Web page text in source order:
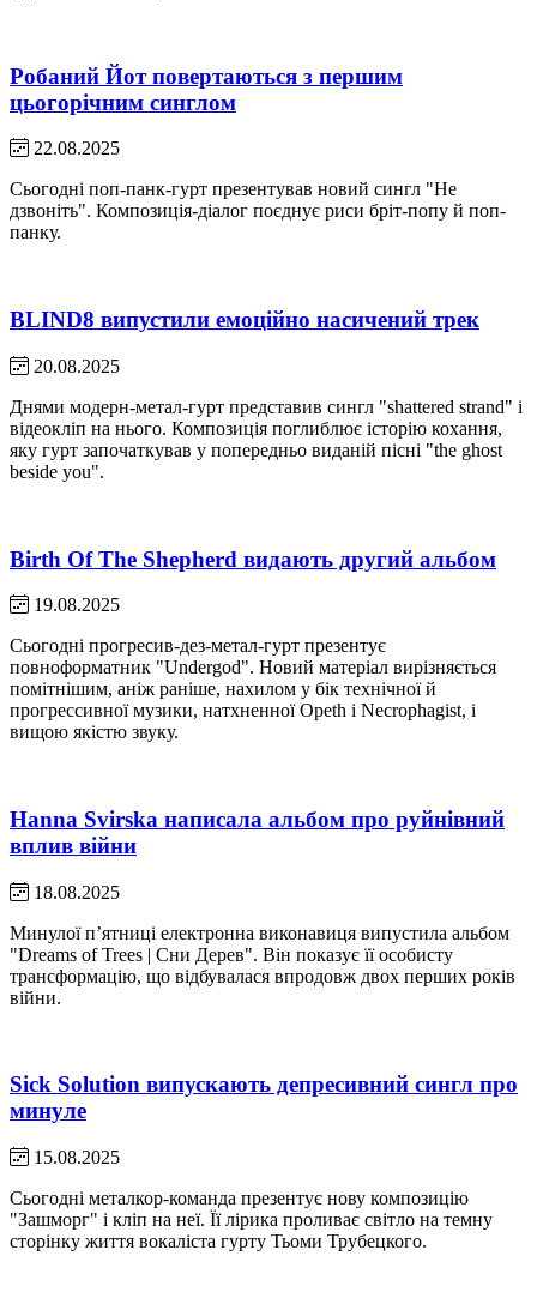
Робаний Йот повертаються з першим
цьогорічним синглом
22.08.2025
Сьогодні поп-панк-гурт презентував новий сингл "Не
дзвоніть". Композиція-діалог поєднує риси бріт-попу й поп-
панку.
BLIND8 випустили емоційно насичений трек
20.08.2025
Днями модерн-метал-гурт представив сингл "shattered strand" і
відеокліп на нього. Композиція поглиблює історію кохання,
яку гурт започаткував у попередньо виданій пісні "the ghost
beside you".
Birth Of The Shepherd видають другий альбом
19.08.2025
Сьогодні прогресив-дез-метал-гурт презентує
повноформатник "Undergod". Новий матеріал вирізняється
помітнішим, аніж раніше, нахилом у бік технічної й
прогрессивної музики, натхненної Opeth і Necrophagist, і
вищою якістю звуку.
Hanna Svirska написала альбом про руйнівний
вплив війни
18.08.2025
Минулої пʼятниці електронна виконавиця випустила альбом
"Dreams of Trees | Сни Дерев". Він показує її особисту
трансформацію, що відбувалася впродовж двох перших років
війни.
Sick Solution випускають депресивний сингл про
минуле
15.08.2025
Сьогодні металкор-команда презентує нову композицію
"Зашморг" і кліп на неї. Її лірика проливає світло на темну
сторінку життя вокаліста гурту Тьоми Трубецкого.